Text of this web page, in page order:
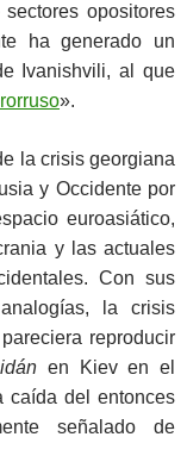
opositores
ha generado un
Ivanishvili, al que
».
la crisis georgiana
y Occidente por
euroasiático,
y las actuales
Con sus
la crisis
reproducir
en Kiev en el
caída del entonces
señalado de